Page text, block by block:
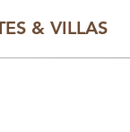
& VILLAS